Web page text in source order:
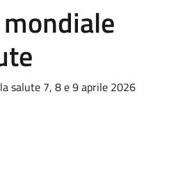
salute 7, 8 e 9 aprile 2026